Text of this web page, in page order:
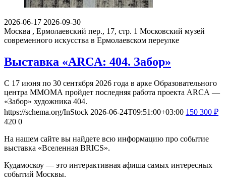
2026-06-17 2026-09-30
Москва , Ермолаевский пер., 17, стр. 1 Московский музей
современного искусства в Ермолаевском переулке
Выставка «ARCA: 404. Забор»
С 17 июня по 30 сентября 2026 года в арке Образовательного
центра ММОМА пройдет последняя работа проекта ARCA —
«Забор» художника 404.
https://schema.org/InStock 2026-06-24T09:51:00+03:00 150 300 ₽
420 0
На нашем сайте вы найдете всю информацию про событие
выставка «Вселенная BRICS».
Кудамоскоу — это интерактивная афиша самых интересных
событий Москвы.